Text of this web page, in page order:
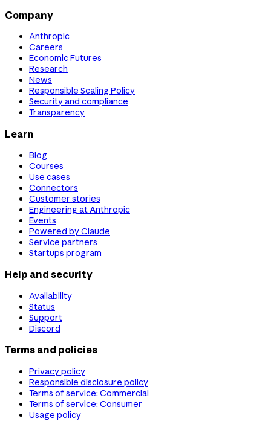
Company
Anthropic
Careers
Economic Futures
Research
News
Responsible Scaling Policy
Security and compliance
Transparency
Learn
Blog
Courses
Use cases
Connectors
Customer stories
Engineering at Anthropic
Events
Powered by Claude
Service partners
Startups program
Help and security
Availability
Status
Support
Discord
Terms and policies
Privacy policy
Responsible disclosure policy
Terms of service: Commercial
Terms of service: Consumer
Usage policy